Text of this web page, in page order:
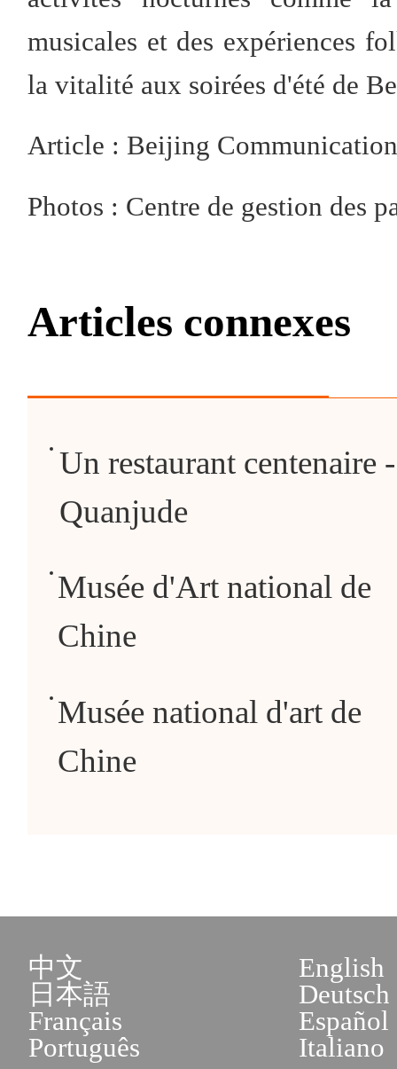
musicales et des expériences
la vitalité aux soirées d'été de
Article : Beijing
Photos : Centre de gestion des
Articles connexes
Un restaurant centenaire -
Quanjude
Musée d'Art national de
Chine
Musée national d'art de
Chine
中文
English
日本語
Deutsch
Français
Español
Português
Italiano